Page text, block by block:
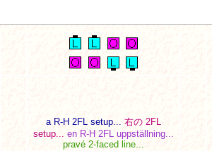
a R-H 2FL setup... 右の 2FL
setup... en R-H 2FL uppställning...
pravé 2-faced line...